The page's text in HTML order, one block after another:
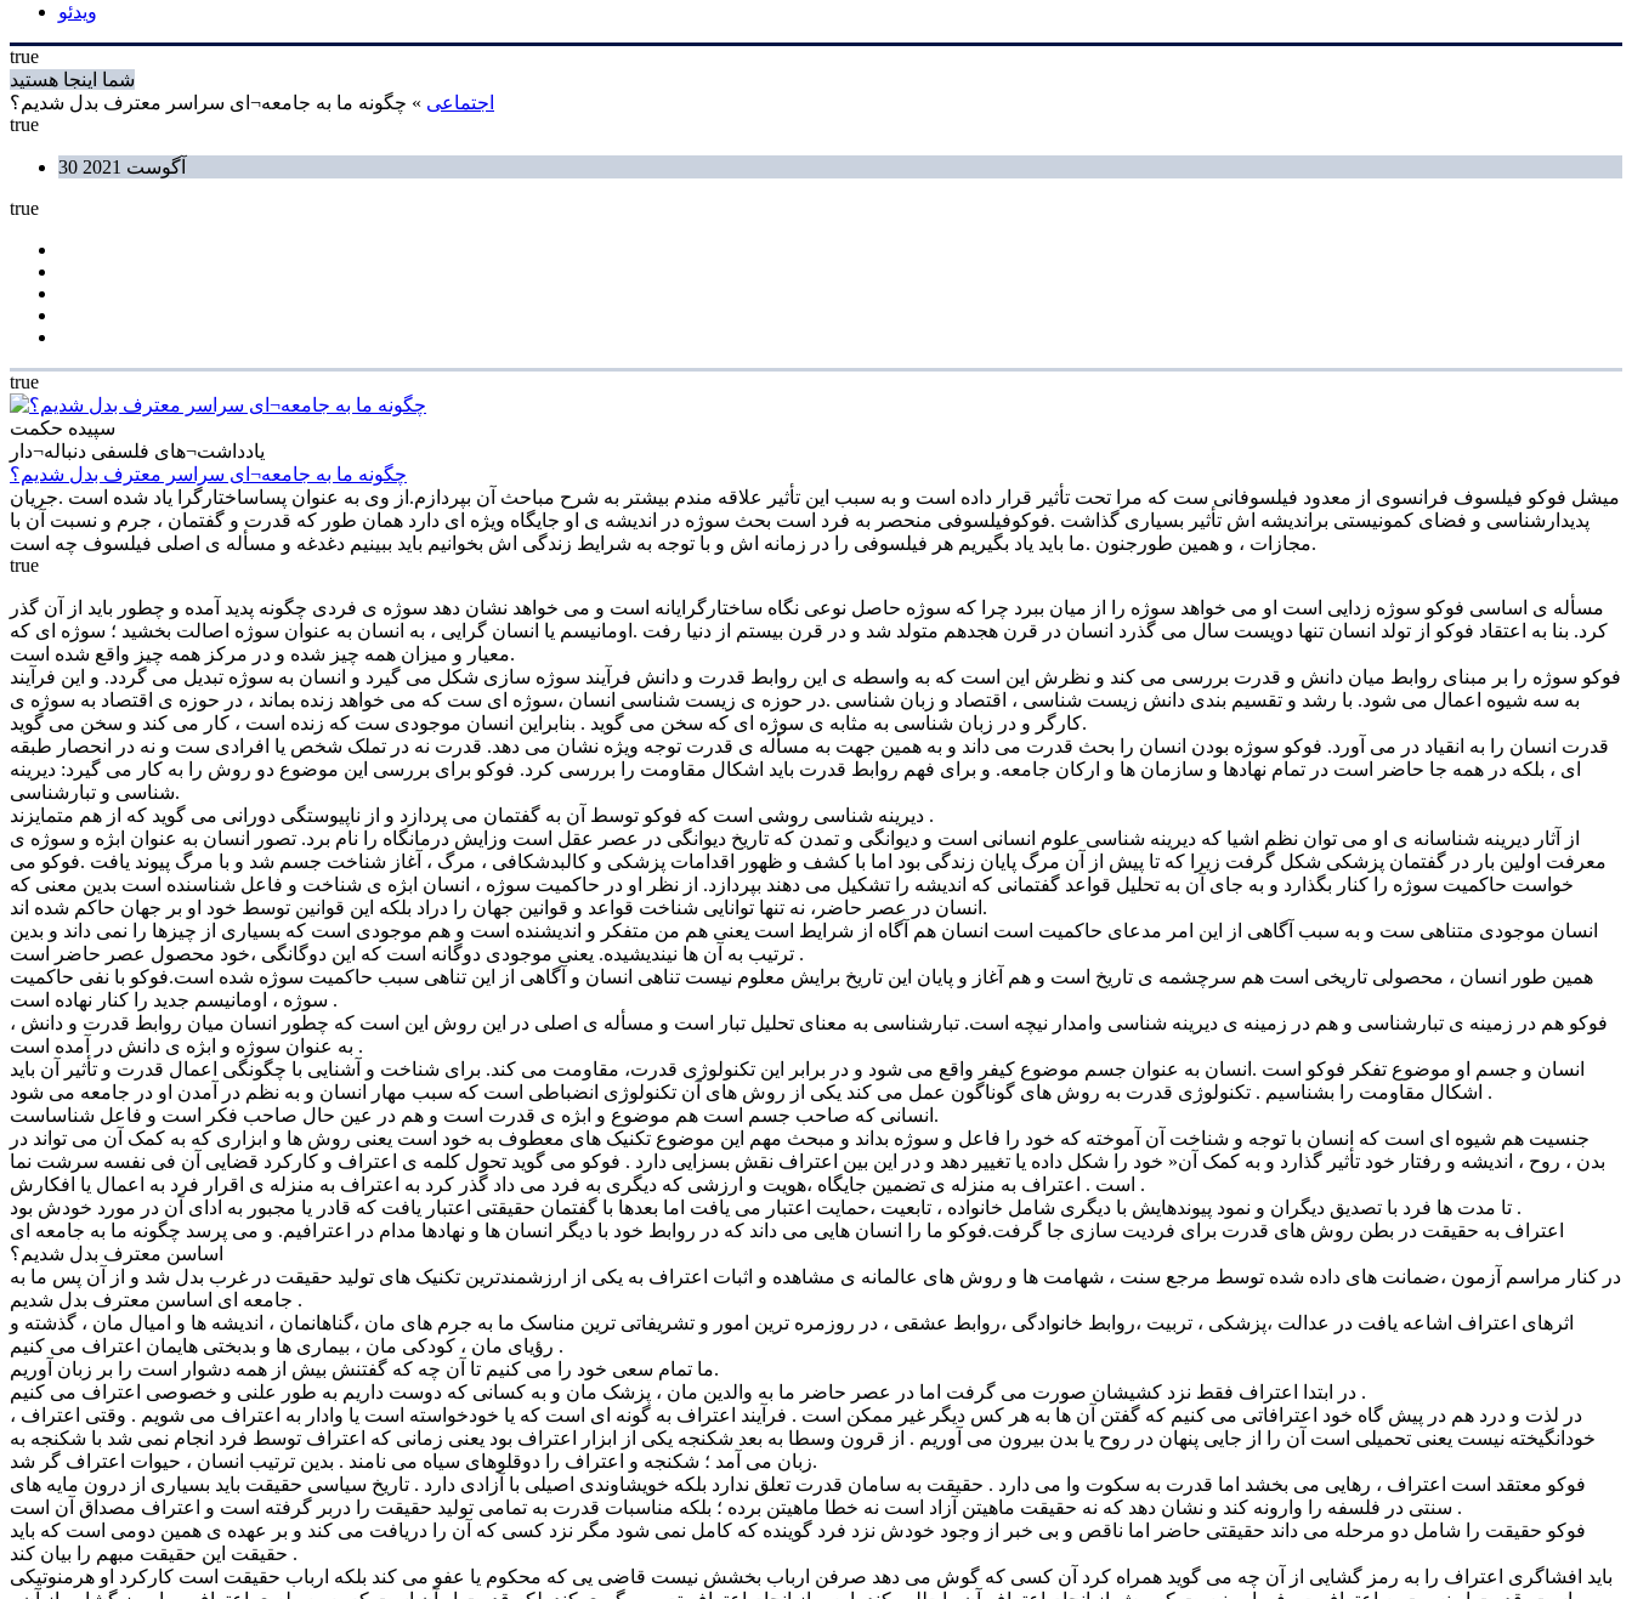
ویدئو
true
شما اینجا هستید
اجتماعی » چگونه ما به جامعه¬ای سراسر معترف بدل شدیم؟
true
30 آگوست 2021
true
true
سپیده حکمت
یادداشت¬های فلسفی دنباله¬دار
چگونه ما به جامعه¬ای سراسر معترف بدل شدیم؟
میشل فوکو فیلسوف فرانسوی از معدود فیلسوفانی ست که مرا تحت تأثیر قرار داده است و به سبب این تأثیر علاقه مندم بیشتر به شرح مباحث آن بپردازم.از وی به عنوان پساساختارگرا یاد شده است .جریان
پدیدارشناسی و فضای کمونیستی براندیشه اش تأثیر بسیاری گذاشت .فوکوفیلسوفی منحصر به فرد است بحث سوژه در اندیشه ی او جایگاه ویژه ای دارد همان طور که قدرت و گفتمان ، جرم و نسبت آن با
مجازات ، و همین طورجنون .ما باید یاد بگیریم هر فیلسوفی را در زمانه اش و با توجه به شرایط زندگی اش بخوانیم باید ببینیم دغدغه و مسأله ی اصلی فیلسوف چه است.
true
مسأله ی اساسی فوکو سوژه زدایی است او می خواهد سوژه را از میان ببرد چرا که سوژه حاصل نوعی نگاه ساختارگرایانه است و می خواهد نشان دهد سوژه ی فردی چگونه پدید آمده و چطور باید از آن گذر
کرد. بنا به اعتقاد فوکو از تولد انسان تنها دویست سال می گذرد انسان در قرن هجدهم متولد شد و در قرن بیستم از دنیا رفت .اومانیسم یا انسان گرایی ، به انسان به عنوان سوژه اصالت بخشید ؛ سوژه ای که
معیار و میزان همه چیز شده و در مرکز همه چیز واقع شده است.
فوکو سوژه را بر مبنای روابط میان دانش و قدرت بررسی می کند و نظرش این است که به واسطه ی این روابط قدرت و دانش فرآیند سوژه سازی شکل می گیرد و انسان به سوژه تبدیل می گردد. و این فرآیند
به سه شیوه اعمال می شود. با رشد و تقسیم بندی دانش زیست شناسی ، اقتصاد و زبان شناسی .در حوزه ی زیست شناسی انسان ،سوژه ای ست که می خواهد زنده بماند ، در حوزه ی اقتصاد به سوژه ی
کارگر و در زبان شناسی به مثابه ی سوژه ای که سخن می گوید . بنابراین انسان موجودی ست که زنده است ، کار می کند و سخن می گوید.
قدرت انسان را به انقیاد در می آورد. فوکو سوژه بودن انسان را بحث قدرت می داند و به همین جهت به مسأله ی قدرت توجه ویژه نشان می دهد. قدرت نه در تملک شخص یا افرادی ست و نه در انحصار طبقه
ای ، بلکه در همه جا حاضر است در تمام نهادها و سازمان ها و ارکان جامعه. و برای فهم روابط قدرت باید اشکال مقاومت را بررسی کرد. فوکو برای بررسی این موضوع دو روش را به کار می گیرد: دیرینه
شناسی و تبارشناسی.
دیرینه شناسی روشی است که فوکو توسط آن به گفتمان می پردازد و از ناپیوستگی دورانی می گوید که از هم متمایزند .
از آثار دیرینه شناسانه ی او می توان نظم اشیا که دیرینه شناسی علوم انسانی است و دیوانگی و تمدن که تاریخ دیوانگی در عصر عقل است وزایش درمانگاه را نام برد. تصور انسان به عنوان ابژه و سوژه ی
معرفت اولین بار در گفتمان پزشکی شکل گرفت زیرا که تا پیش از آن مرگ پایان زندگی بود اما با کشف و ظهور اقدامات پزشکی و کالبدشکافی ، مرگ ، آغاز شناخت جسم شد و با مرگ پیوند یافت .فوکو می
خواست حاکمیت سوژه را کنار بگذارد و به جای آن به تحلیل قواعد گفتمانی که اندیشه را تشکیل می دهند بپردازد. از نظر او در حاکمیت سوژه ، انسان ابژه ی شناخت و فاعل شناسنده است بدین معنی که
انسان در عصر حاضر، نه تنها توانایی شناخت قواعد و قوانین جهان را دراد بلکه این قوانین توسط خود او بر جهان حاکم شده اند.
انسان موجودی متناهی ست و به سبب آگاهی از این امر مدعای حاکمیت است انسان هم آگاه از شرایط است یعنی هم من متفکر و اندیشنده است و هم موجودی است که بسیاری از چیزها را نمی داند و بدین
ترتیب به آن ها نیندیشیده. یعنی موجودی دوگانه است که این دوگانگی ،خود محصول عصر حاضر است .
همین طور انسان ، محصولی تاریخی است هم سرچشمه ی تاریخ است و هم آغاز و پایان این تاریخ برایش معلوم نیست تناهی انسان و آگاهی از این تناهی سبب حاکمیت سوژه شده است.فوکو با نفی حاکمیت
سوژه ، اومانیسم جدید را کنار نهاده است .
فوکو هم در زمینه ی تبارشناسی و هم در زمینه ی دیرینه شناسی وامدار نیچه است. تبارشناسی به معنای تحلیل تبار است و مسأله ی اصلی در این روش این است که چطور انسان میان روابط قدرت و دانش ،
به عنوان سوژه و ابژه ی دانش در آمده است .
انسان و جسم او موضوع تفکر فوکو است .انسان به عنوان جسم موضوع کیفر واقع می شود و در برابر این تکنولوژی قدرت، مقاومت می کند. برای شناخت و آشنایی با چگونگی اعمال قدرت و تأثیر آن باید
اشکال مقاومت را بشناسیم . تکنولوژی قدرت به روش های گوناگون عمل می کند یکی از روش های آن تکنولوژی انضباطی است که سبب مهار انسان و به نظم در آمدن او در جامعه می شود .
انسانی که صاحب جسم است هم موضوع و ابژه ی قدرت است و هم در عین حال صاحب فکر است و فاعل شناساست.
جنسیت هم شیوه ای است که انسان با توجه و شناخت آن آموخته که خود را فاعل و سوژه بداند و مبحث مهم این موضوع تکنیک های معطوف به خود است یعنی روش ها و ابزاری که به کمک آن می تواند در
بدن ، روح ، اندیشه و رفتار خود تأثیر گذارد و به کمک آن« خود را شکل داده یا تغییر دهد و در این بین اعتراف نقش بسزایی دارد . فوکو می گوید تحول کلمه ی اعتراف و کارکرد قضایی آن فی نفسه سرشت نما
است . اعتراف به منزله ی تضمین جایگاه ،هویت و ارزشی که دیگری به فرد می داد گذر کرد به اعتراف به منزله ی اقرار فرد به اعمال یا افکارش .
تا مدت ها فرد با تصدیق دیگران و نمود پیوندهایش با دیگری شامل خانواده ، تابعیت ،حمایت اعتبار می یافت اما بعدها با گفتمان حقیقتی اعتبار یافت که قادر یا مجبور به ادای آن در مورد خودش بود .
اعتراف به حقیقت در بطن روش های قدرت برای فردیت سازی جا گرفت.فوکو ما را انسان هایی می داند که در روابط خود با دیگر انسان ها و نهادها مدام در اعترافیم. و می پرسد چگونه ما به جامعه ای
اساسن معترف بدل شدیم؟
در کنار مراسم آزمون ،ضمانت های داده شده توسط مرجع سنت ، شهامت ها و روش های عالمانه ی مشاهده و اثبات اعتراف به یکی از ارزشمندترین تکنیک های تولید حقیقت در غرب بدل شد و از آن پس ما به
جامعه ای اساسن معترف بدل شدیم .
اثرهای اعتراف اشاعه یافت در عدالت ،پزشکی ، تربیت ،روابط خانوادگی ،روابط عشقی ، در روزمره ترین امور و تشریفاتی ترین مناسک ما به جرم های مان ،گناهانمان ، اندیشه ها و امیال مان ، گذشته و
رؤیای مان ، کودکی مان ، بیماری ها و بدبختی هایمان اعتراف می کنیم .
ما تمام سعی خود را می کنیم تا آن چه که گفتنش بیش از همه دشوار است را بر زبان آوریم.
در ابتدا اعتراف فقط نزد کشیشان صورت می گرفت اما در عصر حاضر ما به والدین مان ، پزشک مان و به کسانی که دوست داریم به طور علنی و خصوصی اعتراف می کنیم .
در لذت و درد هم در پیش گاه خود اعترافاتی می کنیم که گفتن آن ها به هر کس دیگر غیر ممکن است . فرآیند اعتراف به گونه ای است که یا خودخواسته است یا وادار به اعتراف می شویم . وقتی اعتراف ،
خودانگیخته نیست یعنی تحمیلی است آن را از جایی پنهان در روح یا بدن بیرون می آوریم . از قرون وسطا به بعد شکنجه یکی از ابزار اعتراف بود یعنی زمانی که اعتراف توسط فرد انجام نمی شد با شکنجه به
زبان می آمد ؛ شکنجه و اعتراف را دوقلوهای سیاه می نامند . بدین ترتیب انسان ، حیوات اعتراف گر شد.
فوکو معتقد است اعتراف ، رهایی می بخشد اما قدرت به سکوت وا می دارد . حقیقت به سامان قدرت تعلق ندارد بلکه خویشاوندی اصیلی با آزادی دارد . تاریخ سیاسی حقیقت باید بسیاری از درون مایه های
سنتی در فلسفه را وارونه کند و نشان دهد که نه حقیقت ماهیتن آزاد است نه خطا ماهیتن برده ؛ بلکه مناسبات قدرت به تمامی تولید حقیقت را دربر گرفته است و اعتراف مصداق آن است .
فوکو حقیقت را شامل دو مرحله می داند حقیقتی حاضر اما ناقص و بی خبر از وجود خودش نزد فرد گوینده که کامل نمی شود مگر نزد کسی که آن را دریافت می کند و بر عهده ی همین دومی است که باید
حقیقت این حقیقت مبهم را بیان کند .
باید افشاگری اعتراف را به رمز گشایی از آن چه می گوید همراه کرد آن کسی که گوش می دهد صرفن ارباب بخشش نیست قاضی یی که محکوم یا عفو می کند بلکه ارباب حقیقت است کارکرد او هرمنوتیکی